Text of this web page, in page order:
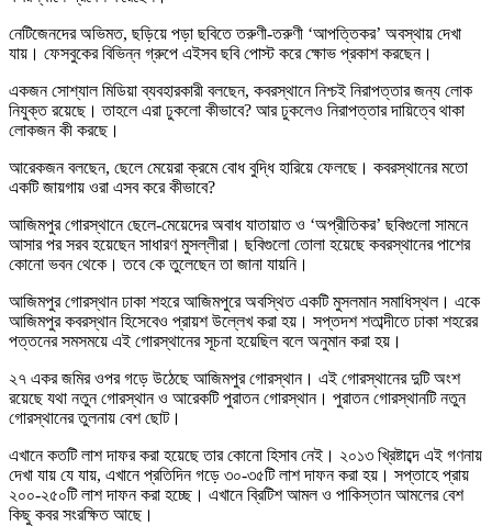
নেটিজেনদের অভিমত, ছড়িয়ে পড়া ছবিতে তরুণী-তরুণী ‘আপত্তিকর’ অবস্থায় দেখা
যায়। ফেসবুকের বিভিন্ন গ্রুপে এইসব ছবি পোস্ট করে ক্ষোভ প্রকাশ করছেন।
একজন সোশ্যাল মিডিয়া ব্যবহারকারী বলছেন, কবরস্থানে নিশ্চই নিরাপত্তার জন্য লোক
নিযুক্ত রয়েছে। তাহলে এরা ঢুকলো কীভাবে? আর ঢুকলেও নিরাপত্তার দায়িত্বে থাকা
লোকজন কী করছে।
আরেকজন বলছেন, ছেলে মেয়েরা ক্রমে বোধ বুদ্ধি হারিয়ে ফেলছে। কবরস্থানের মতো
একটি জায়গায় ওরা এসব করে কীভাবে?
আজিমপুর গোরস্থানে ছেলে-মেয়েদের অবাধ যাতায়াত ও ‘অপ্রীতিকর’ ছবিগুলো সামনে
আসার পর সরব হয়েছেন সাধারণ মুসল্লীরা। ছবিগুলো তোলা হয়েছে কবরস্থানের পাশের
কোনো ভবন থেকে। তবে কে তুলেছেন তা জানা যায়নি।
আজিমপুর গোরস্থান ঢাকা শহরে আজিমপুরে অবস্থিত একটি মুসলমান সমাধিস্থল। একে
আজিমপুর কবরস্থান হিসেবেও প্রায়শ উল্লেখ করা হয়। সপ্তদশ শতাব্দীতে ঢাকা শহরের
পত্তনের সমসময়ে এই গোরস্থানের সূচনা হয়েছিল বলে অনুমান করা হয়।
২৭ একর জমির ওপর গড়ে উঠেছে আজিমপুর গোরস্থান। এই গোরস্থানের দুটি অংশ
রয়েছে যথা নতুন গোরস্থান ও আরেকটি পুরাতন গোরস্থান। পুরাতন গোরস্থানটি নতুন
গোরস্থানের তুলনায় বেশ ছোট।
এখানে কতটি লাশ দাফর করা হয়েছে তার কোনো হিসাব নেই। ২০১৩ খ্রিষ্টাব্দে এই গণনায়
দেখা যায় যে যায়, এখানে প্রতিদিন গড়ে ৩০-৩৫টি লাশ দাফন করা হয়। সপ্তাহে প্রায়
২০০-২৫০টি লাশ দাফন করা হচ্ছে। এখানে ব্রিটিশ আমল ও পাকিস্তান আমলের বেশ
কিছু কবর সংরক্ষিত আছে।